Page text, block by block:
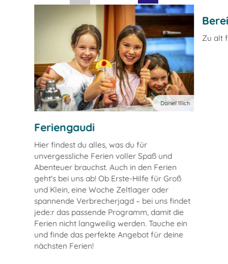
Daniel Illich
Feriengaudi
Hier findest du alles, was du für
unvergessliche Ferien voller Spaß und
Abenteuer brauchst. Auch in den Ferien
geht's bei uns ab! Ob Erste-Hilfe für Groß
und Klein, eine Woche Zeltlager oder
spannende Verbrecherjagd – bei uns findet
jede:r das passende Programm, damit die
Ferien nicht langweilig werden. Tauche ein
und finde das perfekte Angebot für deine
nächsten Ferien!
Zu alt